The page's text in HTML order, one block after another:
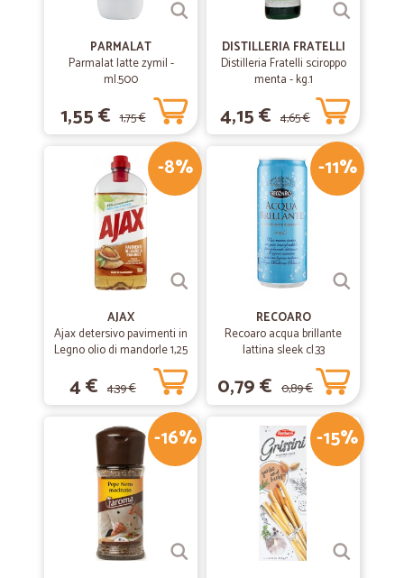
04/06/2019
Ines C.
Dopo una prima volta, disastrosa!!!! ora mi trovo bene ora tutto ok
04/12/2018
—Paola L.
ottimo
vasta scelta prezzi competitivi e servizio ottimo
PARMALAT
Parmalat latte zymil -
ml.500
1,55 € 1,75 €
DISTILLERIA FRATELLI
Distilleria Fratelli sciroppo
menta - kg.1
4,15 € 4,65 €
-8%
AJAX
Ajax detersivo pavimenti in
Legno olio di mandorle 1,25
4 € 4,39 €
-11%
RECOARO
Recoaro acqua brillante
lattina sleek cl.33
0,79 € 0,89 €
-16% -15%